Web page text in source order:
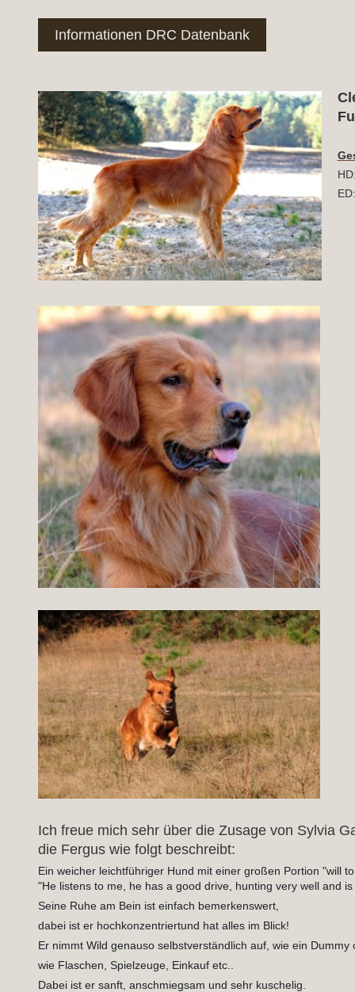
Informationen DRC Datenbank
Ich freue mich sehr über die Zusage von Sylvia
die Fergus wie folgt beschreibt:
Ein weicher leichtführiger Hund mit einer großen Portion "will
"He listens to me, he has a good drive, hunting very well and
Seine Ruhe am Bein ist einfach bemerkenswert,
dabei ist er hochkonzentriertund hat alles im Blick!
Er nimmt Wild genauso selbstverständlich auf, wie ein Dummy
wie Flaschen, Spielzeuge, Einkauf etc..
Dabei ist er sanft, anschmiegsam und sehr kuschelig.